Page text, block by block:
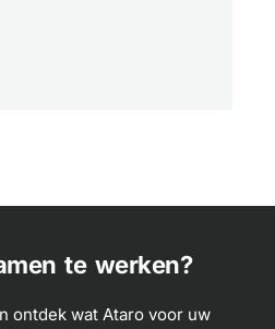
te werken?
ontdek wat Ataro voor uw